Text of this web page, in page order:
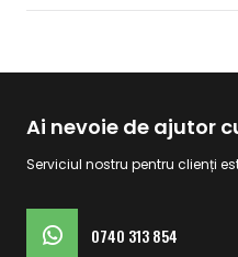
Ai nevoie de ajutor
Serviciul nostru pentru clienți
0740 313 854